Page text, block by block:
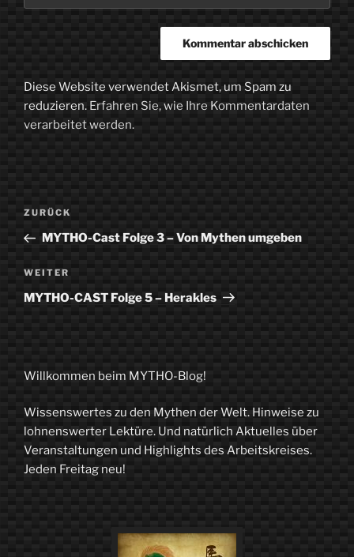
Diese Website verwendet Akismet, um Spam zu
reduzieren. Erfahren Sie, wie Ihre Kommentardaten
verarbeitet werden.
Beitragsnavigation
Vorheriger
Beitrag
ZURÜCK
MYTHO-Cast Folge 3 – Von Mythen umgeben
Nächster
Beitrag
WEITER
MYTHO-CAST Folge 5 – Herakles
Willkommen beim MYTHO-Blog!
Wissenswertes zu den Mythen der Welt. Hinweise zu
lohnenswerter Lektüre. Und natürlich Aktuelles über
Veranstaltungen und Highlights des Arbeitskreises.
Jeden Freitag neu!